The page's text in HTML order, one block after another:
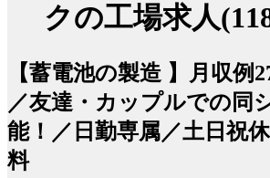
クの工場求人
【蓄電池の製造 】月収例
／友達・カップルでの同
能！／日勤専属／土日祝
料